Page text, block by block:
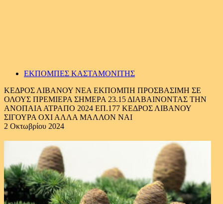
ΕΚΠΟΜΠΕΣ ΚΑΣΤΑΜΟΝΙΤΗΣ
ΚΕΔΡΟΣ ΛΙΒΑΝΟΥ ΝΕΑ ΕΚΠΟΜΠΗ ΠΡΟΣΒΑΣΙΜΗ ΣΕ
ΟΛΟΥΣ ΠΡΕΜΙΕΡΑ ΣΗΜΕΡΑ 23.15 ΔΙΑΒΑΙΝΟΝΤΑΣ ΤΗΝ
ΑΝΟΠΑΙΑ ΑΤΡΑΠΟ 2024 ΕΠ.177 ΚΕΔΡΟΣ ΛΙΒΑΝΟΥ
ΣΙΓΟΥΡΑ ΟΧΙ ΑΛΛΑ ΜΑΛΛΟΝ ΝΑΙ
2 Οκτωβρίου 2024